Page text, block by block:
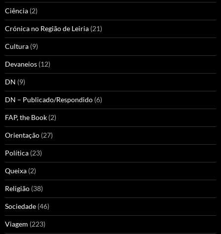
Ciência (2)
Crónica no Região de Leiria (21)
Cultura (9)
Devaneios (12)
DN (9)
DN – Publicado/Respondido (6)
FAP, the Book (2)
Orientação (27)
Política (23)
Queixa (2)
Religião (38)
Sociedade (46)
Viagem (223)